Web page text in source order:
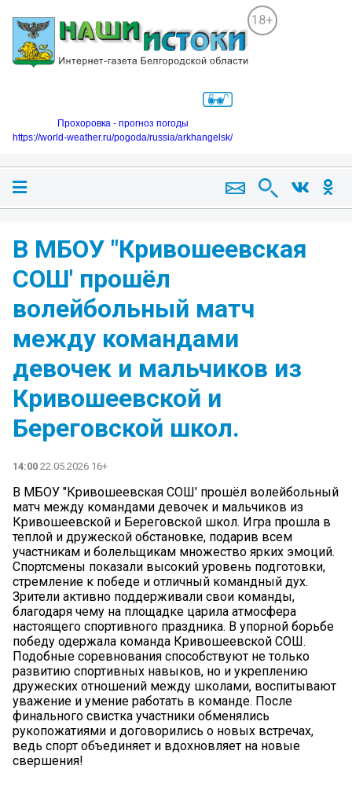
18+
Прохоровка - прогноз погоды
https://world-weather.ru/pogoda/russia/arkhangelsk/
В МБОУ "Кривошеевская
СОШ' прошёл
волейбольный матч
между командами
девочек и мальчиков из
Кривошеевской и
Береговской школ.
14:00 22.05.2026 16+
В МБОУ "Кривошеевская СОШ' прошёл волейбольный
матч между командами девочек и мальчиков из
Кривошеевской и Береговской школ. Игра прошла в
теплой и дружеской обстановке, подарив всем
участникам и болельщикам множество ярких эмоций.
Спортсмены показали высокий уровень подготовки,
стремление к победе и отличный командный дух.
Зрители активно поддерживали свои команды,
благодаря чему на площадке царила атмосфера
настоящего спортивного праздника. В упорной борьбе
победу одержала команда Кривошеевской СОШ.
Подобные соревнования способствуют не только
развитию спортивных навыков, но и укреплению
дружеских отношений между школами, воспитывают
уважение и умение работать в команде. После
финального свистка участники обменялись
рукопожатиями и договорились о новых встречах,
ведь спорт объединяет и вдохновляет на новые
свершения!